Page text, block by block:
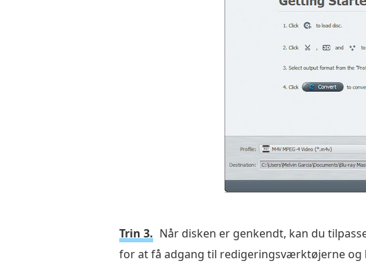
Trin 3. Når disken er genkendt, kan du
for at få adgang til redigeringsværktøjerne og